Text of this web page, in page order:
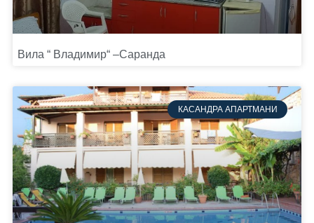
Вила “ Владимир“ –Саранда
КАСАНДРА АПАРТМАНИ